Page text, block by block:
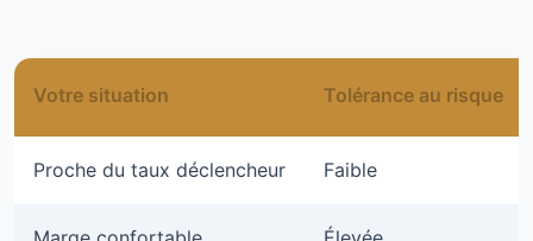
Votre situation Tolérance au risque
Proche du taux déclencheur Faible